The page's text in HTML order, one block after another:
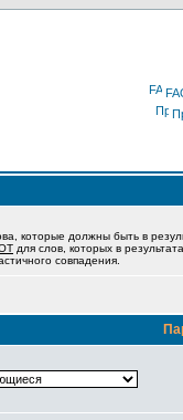
которые должны быть в
для слов, которых в
совпадения.